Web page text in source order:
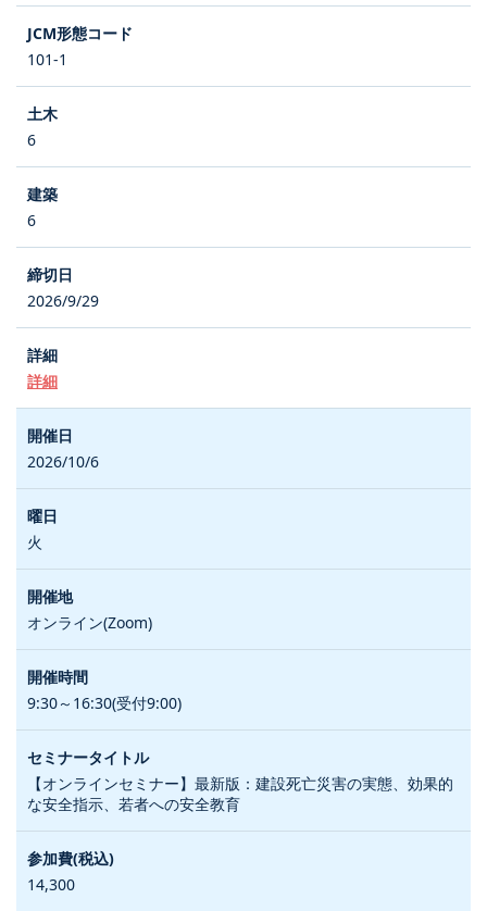
101-1
6
6
2026/9/29
詳細
2026/10/6
火
オンライン(Zoom)
9:30～16:30(受付9:00)
【オンラインセミナー】最新版：建設死亡災害の実態、効果的
な安全指示、若者への安全教育
14,300